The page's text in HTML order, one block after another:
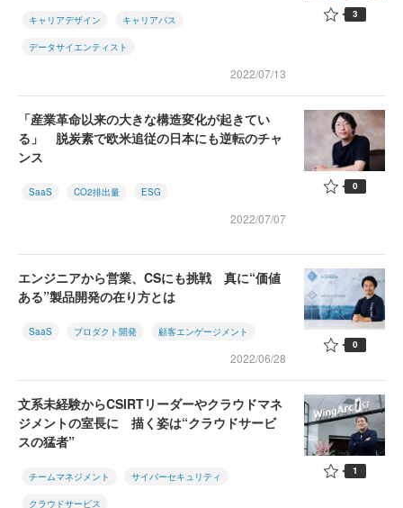
キャリアデザイン キャリアパス
データサイエンティスト
2022/07/13
3
「産業革命以来の大きな構造変化が起きてい
る」 脱炭素で欧米追従の日本にも逆転のチャ
ンス
SaaS CO2排出量 ESG
2022/07/07
0
エンジニアから営業、CSにも挑戦 真に“価値
ある”製品開発の在り方とは
SaaS プロダクト開発 顧客エンゲージメント
2022/06/28
0
文系未経験からCSIRTリーダーやクラウドマネ
ジメントの室長に 描く姿は“クラウドサービ
スの猛者”
チームマネジメント サイバーセキュリティ
クラウドサービス
1